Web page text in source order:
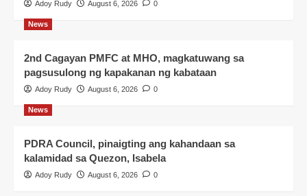
Adoy Rudy August 6, 2026 0
News
2nd Cagayan PMFC at MHO, magkatuwang sa
pagsusulong ng kapakanan ng kabataan
Adoy Rudy August 6, 2026 0
News
PDRA Council, pinaigting ang kahandaan sa
kalamidad sa Quezon, Isabela
Adoy Rudy August 6, 2026 0